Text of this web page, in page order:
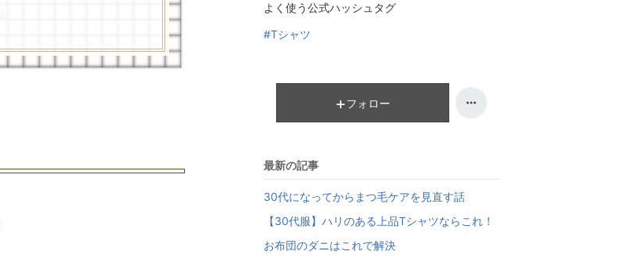
よく使う公式ハッシュタグ
#Tシャツ
フォロー
最新の記事
30代になってからまつ毛ケアを見直す話
【30代服】ハリのある上品Tシャツならこれ！
お布団のダニはこれで解決